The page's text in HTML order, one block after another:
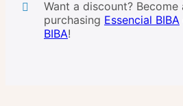
Want a discount?
purchasing Essencial BIBA
BIBA!